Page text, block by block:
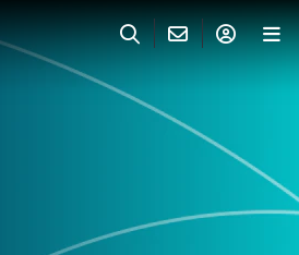
のお問い合わせ